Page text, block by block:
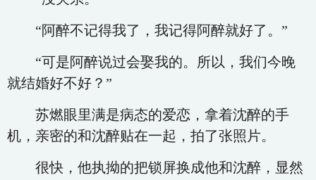
“阿醉不记得我了，我记得阿醉就好了。”
“可是阿醉说过会娶我的。所以，我们今晚
就结婚好不好？”
苏燃眼里满是病态的爱恋，拿着沈醉的手
机，亲密的和沈醉贴在一起，拍了张照片。
很快，他执拗的把锁屏换成他和沈醉，显然